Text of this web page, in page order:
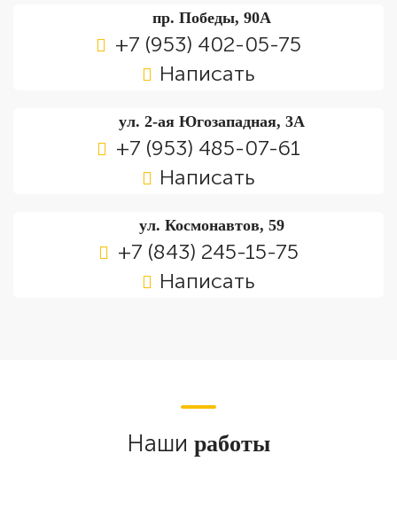
пр. Победы, 90А
+7 (953) 402-05-75
Написать
ул. 2-ая Югозападная, 3А
+7 (953) 485-07-61
Написать
ул. Космонавтов, 59
+7 (843) 245-15-75
Написать
Наши работы